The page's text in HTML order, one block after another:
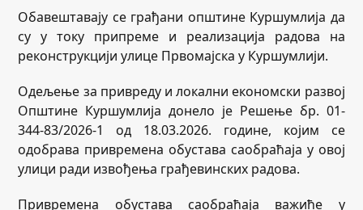
Обавештавају се грађани општине Куршумлија да
су у току припреме и реализација радова на
реконструкцији улице Првомајска у Куршумлији.
Одељење за привреду и локални економски развој
Општине Куршумлија донело је Решење бр. 01-
344-83/2026-1 од 18.03.2026. године, којим се
одобрава привремена обустава саобраћаја у овој
улици ради извођења грађевинских радова.
Привремена обустава саобраћаја важиће у